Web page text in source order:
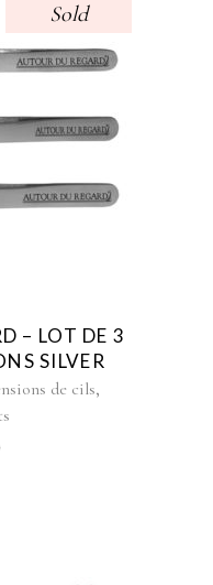
Sold
– LOT DE 3
SILVER
de cils,